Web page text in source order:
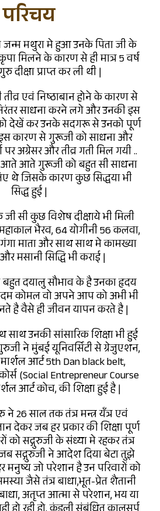
परिचय
जन्म मथुरा मे हुआ उनके पिता जी के
मिलने के कारण से ही मात्र 5 वर्ष
प्राप्त कर ली थी |
एवं निष्ठाबान होने के कारण से
साधना करने लगे और उनकी इस
देखें कर उनके सदगरू से उनको पूर्ण
इस कारण से गुरूजी को साधना और
पर अग्रेसर और तीव्र गती मिल गयी ..
आते आते गुरूजी को बहुत सी साधना
थे जिसके कारण कुछ सिद्धया भी
सिद्ध हुई |
सी कुछ विशेष दीक्षाये भी मिली
भैरव, 64 योगीनी 56 कलवा,
माता और साथ साथ मे कामख्या
मसानी सिद्धि भी कराई |
दयालु सौभाव के है उनका हृदय
कोमल वो अपने आप को अभी भी
है वैसे ही जीवन यापन करते है |
साथ उनकी सांसारिक शिक्षा भी हुई
ने मुंबई यूनिवर्सिटी से ग्रेजुएशन,
आर्ट 5th Dan black belt,
(Social Entrepreneur Course
आर्ट कोच, की शिक्षा हुई है |
26 साल तक तंत्र मन्त्र यँत्र एवं
देकर जब हर प्रकार की शिक्षा पूर्ण
को सद्गुरुजी के संध्या मे रहकर तंत्र
सद्गुरुजी ने आदेश दिया बेटा तुझे
जो परेशान है उन परिवारों को
जैसे तंत्र बाधा,भूत-प्रेत शैतानी
अतृप्त आत्मा से परेशान, भय या